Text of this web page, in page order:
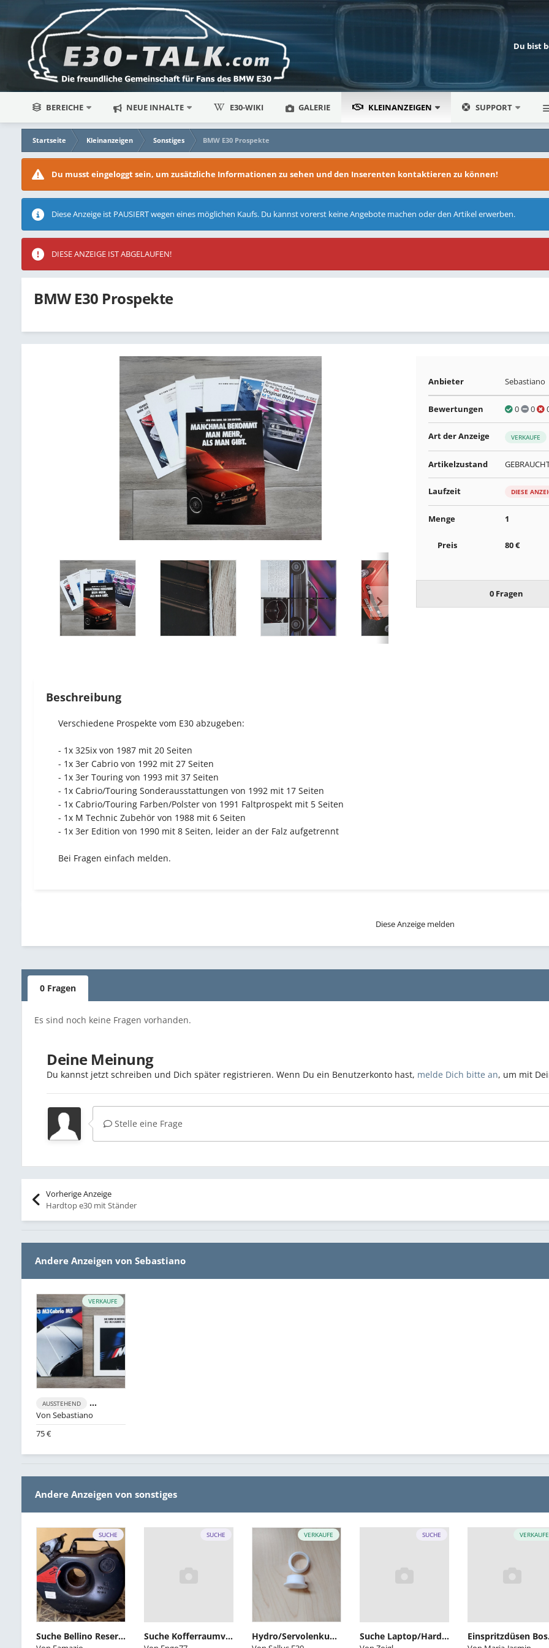
Du bist
BEREICHE NEUE INHALTE E30-WIKI GALERIE KLEINANZEIGEN SUPPORT
Startseite Kleinanzeigen Sonstiges BMW E30 Prospekte
Du musst eingeloggt sein, um zusätzliche Informationen zu sehen und den Inserenten kontaktieren zu können!
Diese Anzeige ist PAUSIERT wegen eines möglichen Kaufs. Du kannst vorerst keine Angebote machen oder den Artikel erwerben.
DIESE ANZEIGE IST ABGELAUFEN!
BMW E30 Prospekte
Anbieter Sebastiano
Bewertungen 0 0
Art der Anzeige VERKAUFE
Artikelzustand
Laufzeit DIESE
Menge 1
Preis 80 €
0 Fragen
Beschreibung
Verschiedene Prospekte vom E30 abzugeben:
- 1x 325ix von 1987 mit 20 Seiten
- 1x 3er Cabrio von 1992 mit 27 Seiten
- 1x 3er Touring von 1993 mit 37 Seiten
- 1x Cabrio/Touring Sonderausstattungen von 1992 mit 17 Seiten
- 1x Cabrio/Touring Farben/Polster von 1991 Faltprospekt mit 5 Seiten
- 1x M Technic Zubehör von 1988 mit 6 Seiten
- 1x 3er Edition von 1990 mit 8 Seiten, leider an der Falz aufgetrennt
Bei Fragen einfach melden.
Diese Anzeige melden
0 Fragen
Es sind noch keine Fragen vorhanden.
Deine Meinung
Du kannst jetzt schreiben und Dich später registrieren. Wenn Du ein Benutzerkonto hast, melde Dich bitte an, um mit
Stelle eine Frage
Vorherige Anzeige
Hardtop e30 mit Ständer
Andere Anzeigen von Sebastiano
VERKAUFE
AUSSTEHEND ABGELAUFEN
VonSebastiano
75 €
Andere Anzeigen von sonstiges
SUCHE
Suche Bellino Reservekanister
SUCHE
Suche Kofferraumvekleidungen Cabrio VFL mit man. Verdeck
VERKAUFE
Hydro/Servolenkung Überholung Führungsbuchsen
SUCHE
Suche Laptop/Hardware/Software-Verleih zum Auslesen von meinen S50b32
VERKAUFE